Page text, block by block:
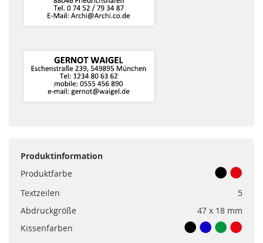
Produktinformation
Produktfarbe
Textzeilen
5
Abdruckgröße
47 x 18 mm
Kissenfarben